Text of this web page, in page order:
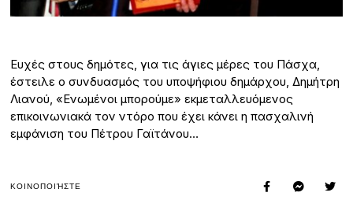
Ευχές στους δημότες, για τις άγιες μέρες του Πάσχα,
έστειλε ο συνδυασμός του υποψήφιου δημάρχου, Δημήτρη
Λιανού, «Ενωμένοι μπορούμε» εκμεταλλευόμενος
επικοινωνιακά τον ντόρο που έχει κάνει η πασχαλινή
εμφάνιση του Πέτρου Γαϊτάνου…
ΚΟΙΝΟΠΟΙΉΣΤΕ